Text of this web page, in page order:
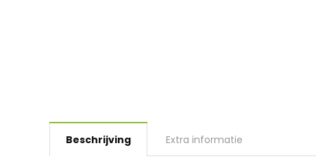
Beschrijving Extra informatie